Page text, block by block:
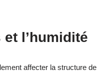
l’humidité
affecter la structure de